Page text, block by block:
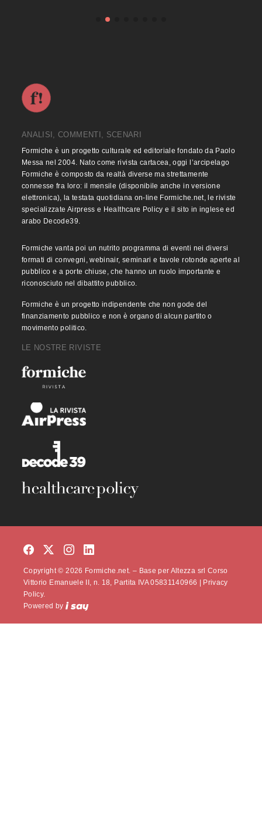
ANALISI, COMMENTI, SCENARI
Formiche è un progetto culturale ed editoriale fondato da Paolo
Messa nel 2004. Nato come rivista cartacea, oggi l’arcipelago
Formiche è composto da realtà diverse ma strettamente
connesse fra loro: il mensile (disponibile anche in versione
elettronica), la testata quotidiana on-line Formiche.net, le riviste
specializzate Airpress e Healthcare Policy e il sito in inglese ed
arabo Decode39.
Formiche vanta poi un nutrito programma di eventi nei diversi
formati di convegni, webinair, seminari e tavole rotonde aperte al
pubblico e a porte chiuse, che hanno un ruolo importante e
riconosciuto nel dibattito pubblico.
Formiche è un progetto indipendente che non gode del
finanziamento pubblico e non è organo di alcun partito o
movimento politico.
LE NOSTRE RIVISTE
Copyright © 2026 Formiche.net. – Base per Altezza srl Corso
Vittorio Emanuele II, n. 18, Partita IVA 05831140966 |
Privacy
Policy.
Powered by